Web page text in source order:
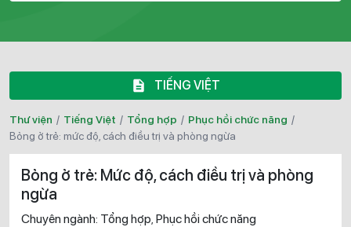
TIẾNG VIỆT
Thư viện / Tiếng Việt / Tổng hợp / Phục hồi chức năng /
bỏng ở trẻ: mức độ, cách điều trị và phòng ngừa
Bỏng ở trẻ: Mức độ, cách điều trị và phòng
ngừa
Chuyên ngành: Tổng hợp Phục hồi chức năng